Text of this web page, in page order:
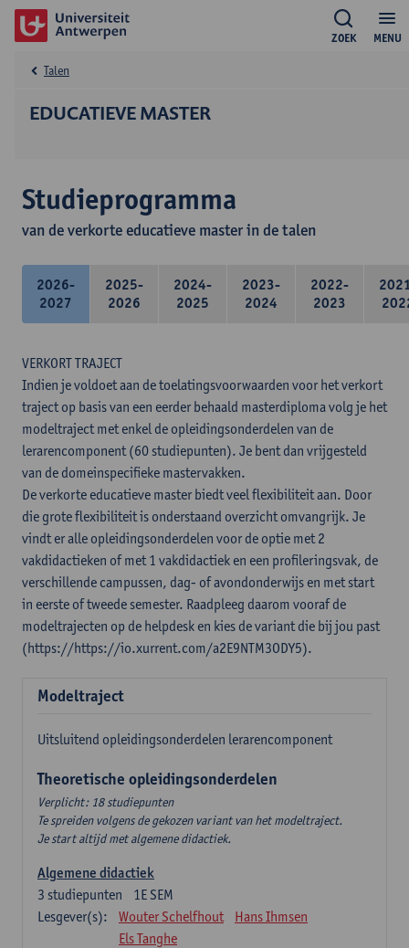
MENU
ZOEK
EDUCATIEVE MASTER
Talen
Studieprogramma
van de verkorte educatieve master in de talen
2026-
2027
2025-
2026
2024-
2025
2023-
2024
2022-
2023
VERKORT TRAJECT
Indien je voldoet aan de toelatingsvoorwaarden voor het verkort
traject op basis van een eerder behaald masterdiploma volg je het
modeltraject met enkel de opleidingsonderdelen van de
lerarencomponent (60 studiepunten). Je bent dan vrijgesteld
van de domeinspecifieke mastervakken.
De verkorte educatieve master biedt veel flexibiliteit aan. Door
die grote flexibiliteit is onderstaand overzicht omvangrijk. Je
vindt er alle opleidingsonderdelen voor de optie met 2
vakdidactieken of met 1 vakdidactiek en een profileringsvak, de
verschillende campussen, dag- of avondonderwijs en met start
in eerste of tweede semester. Raadpleeg daarom vooraf de
modeltrajecten op de helpdesk en kies de variant die bij jou past
(https://https://io.xurrent.com/a2E9NTM3ODY5).
Modeltraject
Uitsluitend opleidingsonderdelen lerarencomponent
Theoretische opleidingsonderdelen
Verplicht: 18 studiepunten
Te spreiden volgens de gekozen variant van het modeltraject.
Je start altijd met algemene didactiek.
Algemene didactiek
1E SEM
3 studiepunten
Lesgever(s):
Wouter Schelfhout
Hans Ihmsen
Els Tanghe